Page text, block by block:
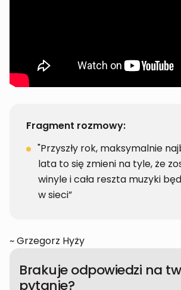
Fragment rozmowy:
"Przyszły rok, maksymalnie
lata to się zmieni na tyle, że
winyle i cała reszta muzyki
w sieci”
~ Grzegorz Hyży
Brakuje odpowiedzi na
pytanie?